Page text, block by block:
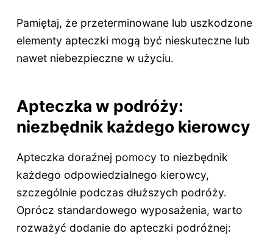
Pamiętaj, że przeterminowane lub uszkodzone
elementy apteczki mogą być nieskuteczne lub
nawet niebezpieczne w użyciu.
Apteczka w podróży:
niezbędnik każdego kierowcy
Apteczka doraźnej pomocy to niezbędnik
każdego odpowiedzialnego kierowcy,
szczególnie podczas dłuższych podróży.
Oprócz standardowego wyposażenia, warto
rozważyć dodanie do apteczki podróżnej: